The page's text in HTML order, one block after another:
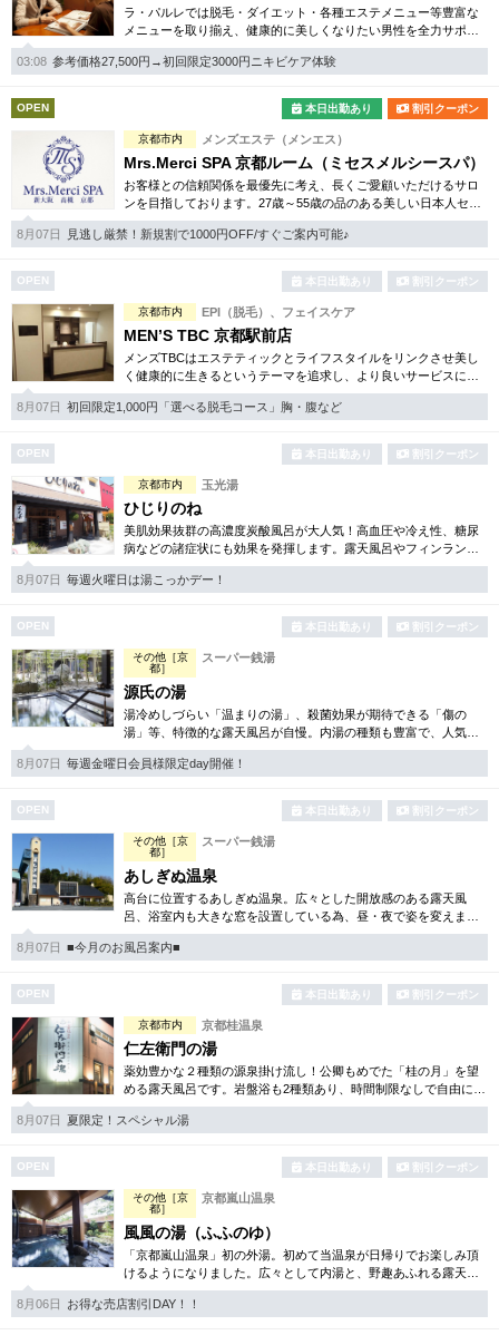
日本人スタッフのみ 女性スタッフのみ
スタッフ指名可 Ｗセラピスト
駅から徒歩5分以内
こだわり条件を変更
閉じる
ラ・パルレでは脱毛・ダイエット・各種エステメニュー等豊富な
メニューを取り揃え、健康的に美しくなりたい男性を全力サポー
ト！効果を気軽にお試し頂けるコースも幅広く取り揃えいます。
好立地な四条駅近です。
03:08 参考価格27,500円→初回限定3000円ニキビケア体験
OPEN 本日出勤あり 割引クーポン
京都市内 メンズエステ（メンエス）
Mrs.Merci SPA 京都ルーム（ミセスメルシースパ）
お客様との信頼関係を最優先に考え、長くご愛顧いただけるサロ
ンを目指しております。27歳～55歳の品のある美しい日本人セラ
ピストを厳選し、上質なおもてなしをご提供。
8月07日
見逃し厳禁！新規割で1000円OFF/すぐご案内可能♪
OPEN 本日出勤あり 割引クーポン
京都市内 EPI（脱毛）、フェイスケア
MEN’S TBC 京都駅前店
メンズTBCはエステティックとライフスタイルをリンクさせ美し
く健康的に生きるというテーマを追求し、より良いサービスに努
めています。自社開発のホームケア化粧品も多数。お得な体験コ
ースは必見です。
8月07日 初回限定1,000円「選べる脱毛コース」胸・腹など
OPEN 本日出勤あり 割引クーポン
京都市内 玉光湯
ひじりのね
美肌効果抜群の高濃度炭酸風呂が大人気！高血圧や冷え性、糖尿
病などの諸症状にも効果を発揮します。露天風呂やフィンランド
サウナなど、ゆったりとくつろげる空間をご用意。
8月07日 毎週火曜日は湯こっかデー！
OPEN 本日出勤あり 割引クーポン
その他［京
都］
スーパー銭湯
源氏の湯
湯冷めしづらい「温まりの湯」、殺菌効果が期待できる「傷の
湯」等、特徴的な露天風呂が自慢。内湯の種類も豊富で、人気の
ロウリュサウナも完備しています。朝風呂が開始されるので、朝
活にももってこいの温泉。
8月07日 毎週金曜日会員様限定day開催！
OPEN 本日出勤あり 割引クーポン
その他［京
都］
スーパー銭湯
あしぎぬ温泉
高台に位置するあしぎぬ温泉。広々とした開放感のある露天風
呂、浴室内も大きな窓を設置している為、昼・夜で姿を変えま
す。日により男女で浴場は入れ替わり制なので2種類の浴場を楽し
んで頂く事が可能です。
8月07日 ■今月のお風呂案内■
OPEN 本日出勤あり 割引クーポン
京都市内 京都桂温泉
仁左衛門の湯
薬効豊かな２種類の源泉掛け流し！公卿もめでた「桂の月」を望
める露天風呂です。岩盤浴も2種類あり、時間制限なしで自由に行
ききし、楽しんで頂く事が可能です。お風呂とあわせて是非お楽
しみ下さい。
8月07日 夏限定！スペシャル湯
OPEN 本日出勤あり 割引クーポン
その他［京
都］
京都嵐山温泉
風風の湯（ふふのゆ）
「京都嵐山温泉」初の外湯。初めて当温泉が日帰りでお楽しみ頂
けるようになりました。広々として内湯と、野趣あふれる露天風
呂は日本を感じて頂けます。サウナも完備され心も身体もリフレ
ッシュ！
8月06日 お得な売店割引DAY！！